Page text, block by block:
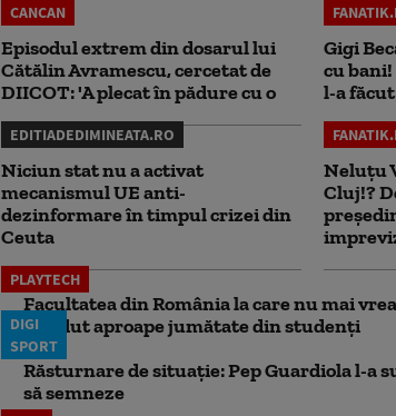
CANCAN
Episodul extrem din dosarul lui
Cătălin Avramescu, cercetat de
DIICOT: 'A plecat în pădure cu o
Gigi
cu
l-a
EDITIADEDIMINEATA.RO
Niciun stat nu a activat
mecanismul UE anti-
dezinformare în timpul crizei din
Ceuta
Neluțu
Cluj!?
PLAYTECH
Facultatea din România la care nu mai
pierdut aproape jumătate din studenţi
DIGI
SPORT
Răsturnare de situație: Pep Guardiola l-a
să semneze